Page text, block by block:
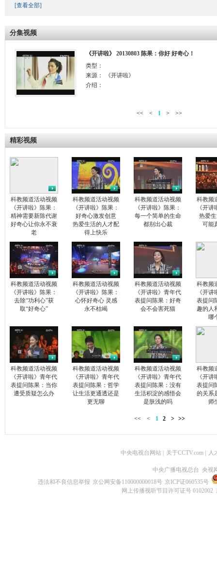
[查看全部]
分集视频
《开讲啦》 20130803 陈果：你好 好奇心！
类型：
来源：
《开讲啦》
介绍：
<< < 1 > >>
精彩视频
科教频道活动视频
《开讲啦》陈果：
精神需要新陈代谢
好奇心让你永不衰
老
科教频道活动视频
《开讲啦》陈果：
好奇心激发创意
热爱生活的人才配
得上快乐
科教频道活动视频
《开讲啦》陈果：
每一个简单的生命
都别出心裁
科教频
《开
热爱
可能
科教频道活动视频
《开讲啦》陈果：
去除“功利心”获
取“好奇心”
科教频道活动视频
《开讲啦》陈果：
心怀好奇心 灵感
永不枯竭
科教频道活动视频
《开讲啦》青年代
表提问陈果：好奇
会不会害死猫
科教频
《开
表提问
趣的人
哪
科教频道活动视频
《开讲啦》青年代
表提问陈果：当你
遭受质疑怎么办
科教频道活动视频
《开讲啦》青年代
表提问陈果：哲学
让生活更通透还是
更无聊
科教频道活动视频
《开讲啦》青年代
表提问陈果：没有
生活积淀的感悟会
是肤浅的吗
科教频
《开
表提问
的关系
师
<< < 1 2 > >>
中央电视台网站 关于CCTV.com 人
中央广播电视总台 央视
违法和不良信息举报 京公网安备110000000018号 京ICP证060535号
网上传播视听节目许可证号 0102002